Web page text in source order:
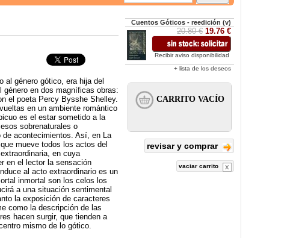
al género gótico, era hija del
género en dos magníficas obras:
el poeta Percy Bysshe Shelley.
en un ambiente romántico
es el estar sometido a la
sobrenaturales o
acontecimientos. Así, en La
mueve todos los actos del
en cuya
en el lector la sensación
al acto extraordinario es un
inmortal son los celos los
a una situación sentimental
la exposición de caracteres
como la descripción de las
hacen surgir, que tienden a
mismo de lo gótico.
Cuentos Góticos - reedición (v)
20.80 € 19.76 €
Recibir aviso disponibilidad
+ lista de los deseos
revisar y comprar
vaciar carrito